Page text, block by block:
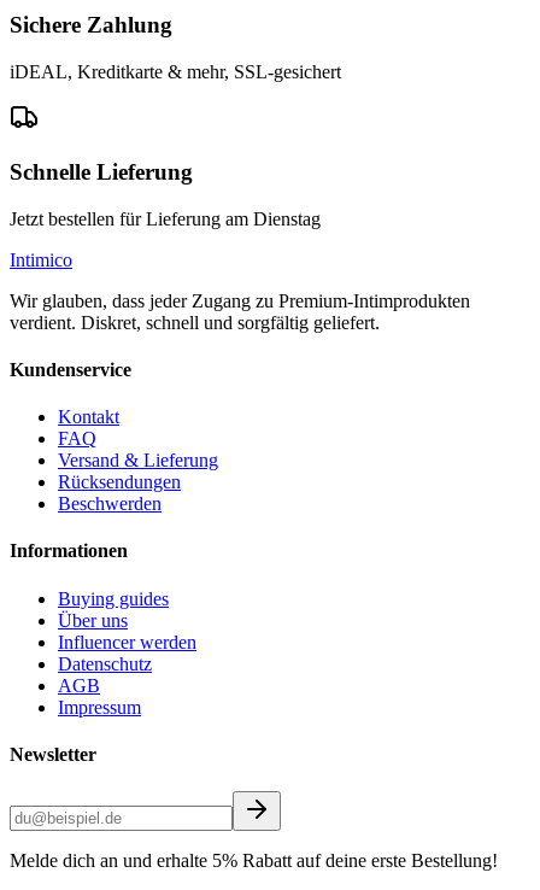
Sichere Zahlung
iDEAL, Kreditkarte & mehr, SSL-gesichert
Schnelle Lieferung
Jetzt bestellen für Lieferung am Dienstag
Intimico
Wir glauben, dass jeder Zugang zu Premium-Intimprodukten
verdient. Diskret, schnell und sorgfältig geliefert.
Kundenservice
Kontakt
FAQ
Versand & Lieferung
Rücksendungen
Beschwerden
Informationen
Buying guides
Über uns
Influencer werden
Datenschutz
AGB
Impressum
Newsletter
Melde dich an und erhalte 5% Rabatt auf deine erste Bestellung!